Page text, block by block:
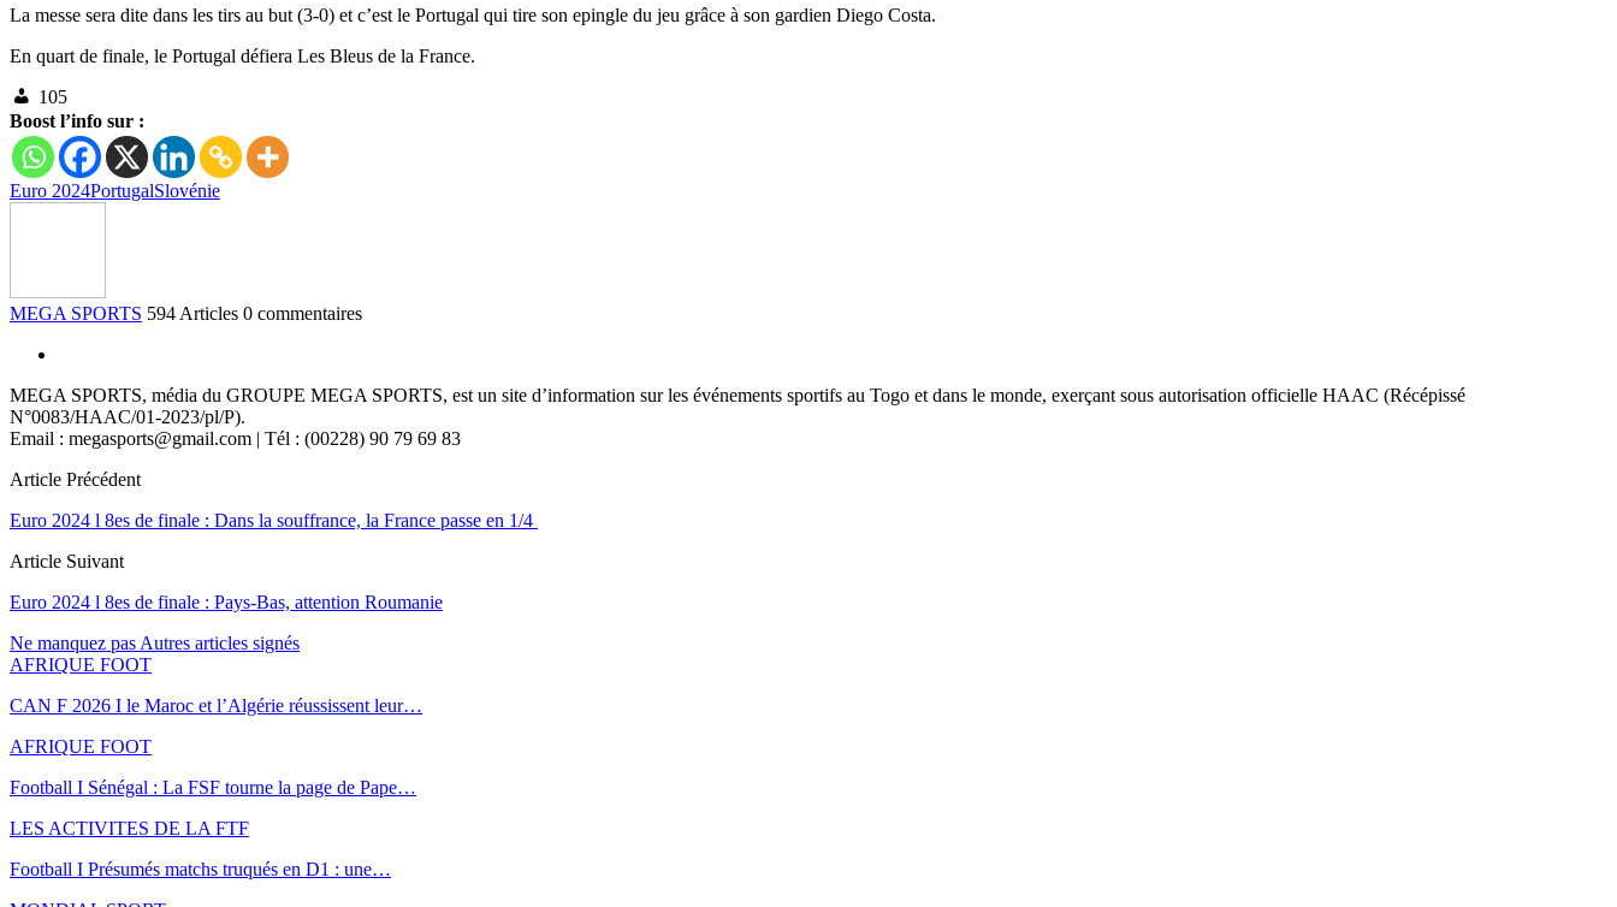
La messe sera dite dans les tirs au but (3-0) et c’est le Portugal qui tire son epingle du jeu grâce à son gardien Diego Costa.
En quart de finale, le Portugal défiera Les Bleus de la France.
105
Boost l’info sur :
Euro 2024PortugalSlovénie
MEGA SPORTS 594 Articles 0 commentaires
MEGA SPORTS, média du GROUPE MEGA SPORTS, est un site d’information sur les événements sportifs au Togo et dans le monde, exerçant sous autorisation officielle HAAC (Récépissé
N°0083/HAAC/01-2023/pl/P).
Email : megasports@gmail.com | Tél : (00228) 90 79 69 83
Article Précédent
Euro 2024 l 8es de finale : Dans la souffrance, la France passe en 1/4
Article Suivant
Euro 2024 l 8es de finale : Pays-Bas, attention Roumanie
Ne manquez pas Autres articles signés
AFRIQUE FOOT
CAN F 2026 I le Maroc et l’Algérie réussissent leur…
AFRIQUE FOOT
Football I Sénégal : La FSF tourne la page de Pape…
LES ACTIVITES DE LA FTF
Football I Présumés matchs truqués en D1 : une…